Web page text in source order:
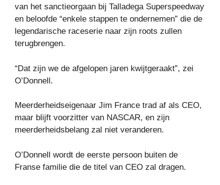
van het sanctieorgaan bij Talladega Superspeedway
en beloofde “enkele stappen te ondernemen” die de
legendarische raceserie naar zijn roots zullen
terugbrengen.
“Dat zijn we de afgelopen jaren kwijtgeraakt”, zei
O’Donnell.
Meerderheidseigenaar Jim France trad af als CEO,
maar blijft voorzitter van NASCAR, en zijn
meerderheidsbelang zal niet veranderen.
O’Donnell wordt de eerste persoon buiten de
Franse familie die de titel van CEO zal dragen.